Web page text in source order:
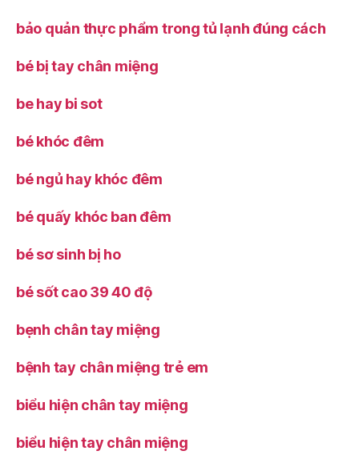
bảo quản thực phẩm trong tủ lạnh đúng cách
bé bị tay chân miệng
be hay bi sot
bé khóc đêm
bé ngủ hay khóc đêm
bé quấy khóc ban đêm
bé sơ sinh bị ho
bé sốt cao 39 40 độ
bẹnh chân tay miệng
bệnh tay chân miệng trẻ em
biểu hiện chân tay miệng
biểu hiện tay chân miệng